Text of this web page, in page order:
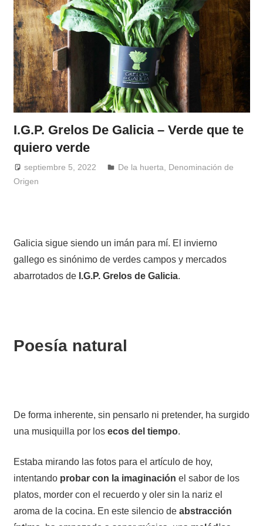
I.G.P. Grelos De Galicia – Verde que te
quiero verde
septiembre 5, 2022 Windrose
De la huerta
Denominación de
Origen
Galicia sigue siendo un imán para mí. El invierno
gallego es sinónimo de verdes campos y mercados
abarrotados de I.G.P. Grelos de Galicia.
Poesía natural
De forma inherente, sin pensarlo ni pretender, ha surgido
una musiquilla por los ecos del tiempo.
Estaba mirando las fotos para el artículo de hoy,
intentando probar con la imaginación el sabor de los
platos, morder con el recuerdo y oler sin la nariz el
aroma de la cocina. En este silencio de abstracción